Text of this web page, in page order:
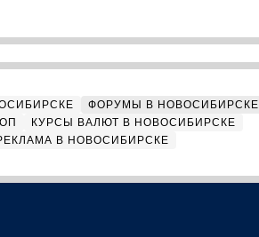
ФОРУМЫ В НОВОСИБИРСКЕ
КУРСЫ ВАЛЮТ В НОВОСИБИРСКЕ
В НОВОСИБИРСКЕ